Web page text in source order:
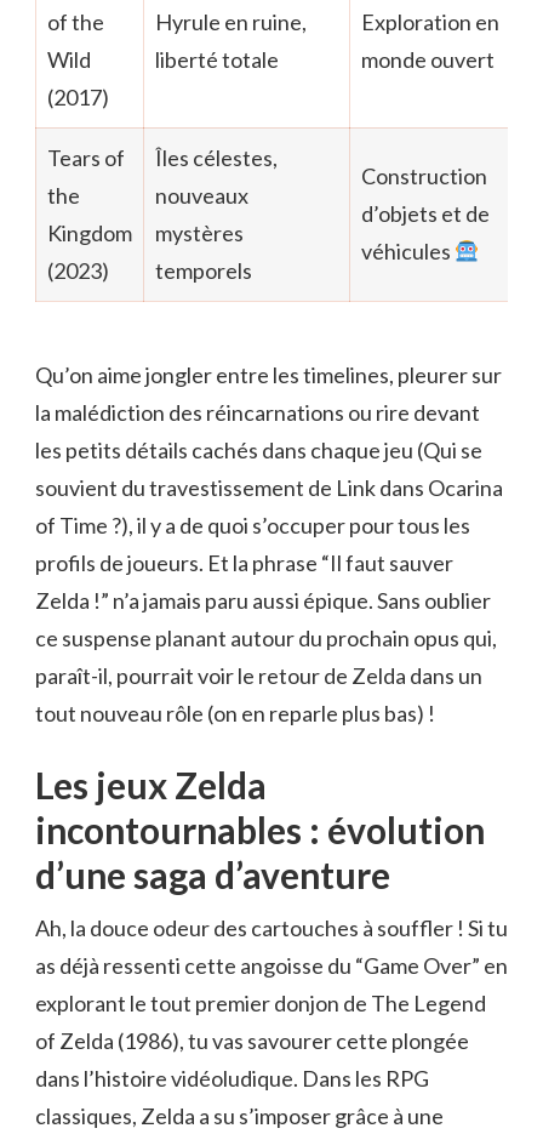
of the
Wild
(2017)
Hyrule en ruine,
liberté totale
Exploration en
monde ouvert
Tears of
the
Kingdom
(2023)
Îles célestes,
nouveaux
mystères
temporels
Construction
d’objets et de
véhicules
Qu’on aime jongler entre les timelines, pleurer sur
la malédiction des réincarnations ou rire devant
les petits détails cachés dans chaque jeu (Qui se
souvient du travestissement de Link dans Ocarina
of Time ?), il y a de quoi s’occuper pour tous les
profils de joueurs. Et la phrase “Il faut sauver
Zelda !” n’a jamais paru aussi épique. Sans oublier
ce suspense planant autour du prochain opus qui,
paraît-il, pourrait voir le retour de Zelda dans un
tout nouveau rôle (on en reparle plus bas) !
Les jeux Zelda
incontournables : évolution
d’une saga d’aventure
Ah, la douce odeur des cartouches à souffler ! Si tu
as déjà ressenti cette angoisse du “Game Over” en
explorant le tout premier donjon de The Legend
of Zelda (1986), tu vas savourer cette plongée
dans l’histoire vidéoludique. Dans les RPG
classiques, Zelda a su s’imposer grâce à une